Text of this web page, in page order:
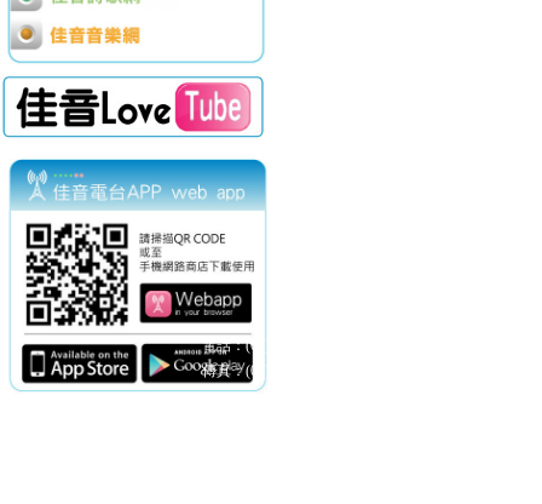
電話：(02)2369-9050
傳真：(02)2362-7816